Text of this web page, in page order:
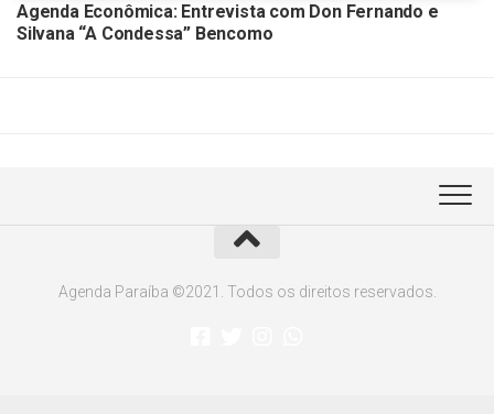
Agenda Econômica: Entrevista com Don Fernando e
Silvana “A Condessa” Bencomo
Agenda Paraíba ©2021. Todos os direitos reservados.